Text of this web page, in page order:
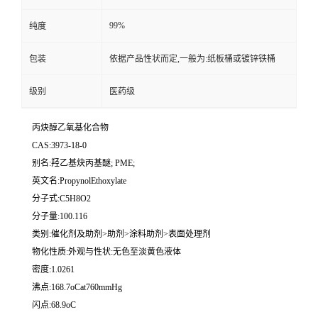
纯度 99%
包装 依据产品性状而定,一般为:纸板桶或镀锌铁桶
级别 医药级
丙炔醇乙氧基化合物
CAS:3973-18-0
别名:羟乙基炔丙基醚; PME;
英文名:PropynolEthoxylate
分子式:C5H8O2
分子量:100.116
类别:催化剂及助剂>助剂>涂料助剂>表面处理剂
物化性质:外观与性状:无色至淡黄色液体
密度:1.0261
沸点:168.7oCat760mmHg
闪点:68.9oC